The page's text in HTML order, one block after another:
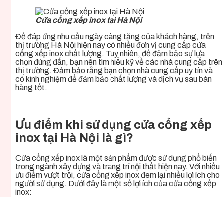
Cửa cổng xếp inox tại Hà Nội
Để đáp ứng nhu cầu ngày càng tăng của khách hàng, trên
thị trường Hà Nội hiện nay có nhiều đơn vị cung cấp cửa
cổng xếp inox chất lượng. Tuy nhiên, để đảm bảo sự lựa
chọn đúng đắn, bạn nên tìm hiểu kỹ về các nhà cung cấp trên
thị trường. Đảm bảo rằng bạn chọn nhà cung cấp uy tín và
có kinh nghiệm để đảm bảo chất lượng và dịch vụ sau bán
hàng tốt.
Ưu điểm khi sử dụng cửa cổng xếp
inox tại Hà Nội là gì?
Cửa cổng xếp inox là một sản phẩm được sử dụng phổ biến
trong ngành xây dựng và trang trí nội thất hiện nay. Với nhiều
ưu điểm vượt trội, cửa cổng xếp inoxđem lại nhiều lợi ích cho
người sử dụng. Dưới đây là một số lợi ích củacửa cổng xếp
inox: